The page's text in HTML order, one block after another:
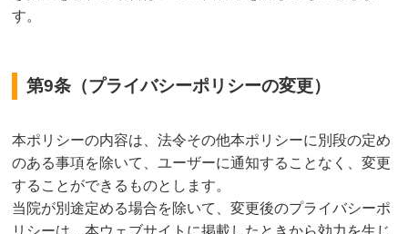
す。
第9条（プライバシーポリシーの変更）
本ポリシーの内容は、法令その他本ポリシーに別段の定め
のある事項を除いて、ユーザーに通知することなく、変更
することができるものとします。
当院が別途定める場合を除いて、変更後のプライバシーポ